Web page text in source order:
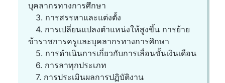
บุคลากรทางการศึกษา
3. การสรรหาและแต่งตั้ง
4. การเปลี่ยนแปลงตำแหน่งให้สูงขึ้น การย้าย
ข้าราชการครูและบุคลากรทางการศึกษา
5. การดำเนินการเกี่ยวกับการเลื่อนขั้นเงินเดือน
6. การลาทุกประเภท
7. การประเมินผลการปฏิบัติงาน